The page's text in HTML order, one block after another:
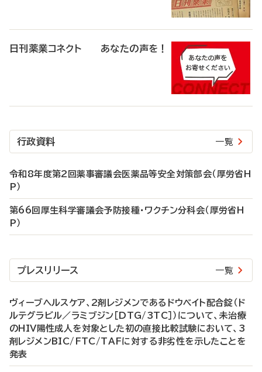
日刊薬業コネクト あなたの声を！
行政資料 一覧
令和8年度第2回薬事審議会医薬品等安全対策部会（厚労省H
P）
第66回厚生科学審議会予防接種・ワクチン分科会（厚労省H
P）
プレスリリース 一覧
ヴィーブヘルスケア、2剤レジメンであるドウベイト配合錠（ド
ルテグラビル／ラミブジン［DTG/3TC］）について、未治療
のHIV陽性成人を対象とした初の直接比較試験において、3
剤レジメンBIC/FTC/TAFに対する非劣性を示したことを
発表